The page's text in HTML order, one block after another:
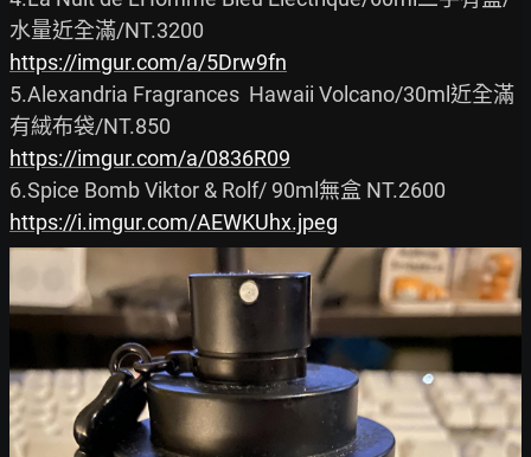
https://imgur.com/a/5Drw9fn
5.Alexandria Fragrances  Hawaii Volcano/30ml近全滿
https://imgur.com/a/0836R09
https://i.imgur.com/AEWKUhx.jpeg